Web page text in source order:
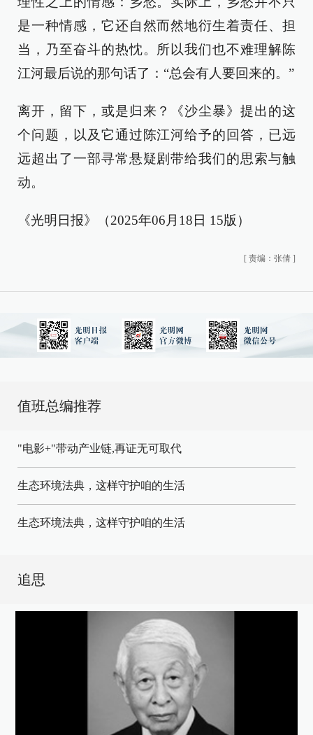
是一种情感，它还自然而然地衍生着责任、担
当，乃至奋斗的热忱。所以我们也不难理解陈
江河最后说的那句话了：“总会有人要回来的。”
离开，留下，或是归来？《沙尘暴》提出的这
个问题，以及它通过陈江河给予的回答，已远
远超出了一部寻常悬疑剧带给我们的思索与触
动。
《光明日报》（2025年06月18日 15版）
[ 责编：张倩 ]
值班总编推荐
"电影+"带动产业链,再证无可取代
生态环境法典，这样守护咱的生活
生态环境法典，这样守护咱的生活
追思